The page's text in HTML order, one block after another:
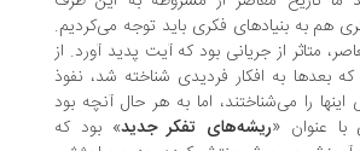
بنیادهای فکری باید توجه می‌کردیم.
از جریانی بود که آیت پدید آورد. از
به افکار فردیدی شناخته شد، نفوذ
می‌شناختند، اما به هر حال آنچه بود
«ریشه‌های تفکر جدید» بود که